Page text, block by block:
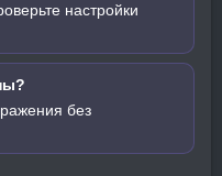
настройки
без